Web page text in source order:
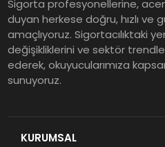
Şekerbank
Sonuçları
Sigorta profesyonellerine,
duyan herkese doğru, hızlı ve
amaçlıyoruz. Sigortacılıktaki
değişikliklerini ve sektör
ederek, okuyucularımıza
sunuyoruz.
KURUMSAL